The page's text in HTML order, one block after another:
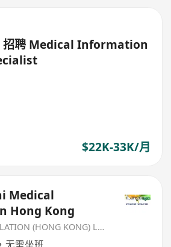
招聘 Medical Information
$22K-33K/月
Medical
Hong Kong
ILANGUAGE TRANSLATION (HONG KONG) LIMITED